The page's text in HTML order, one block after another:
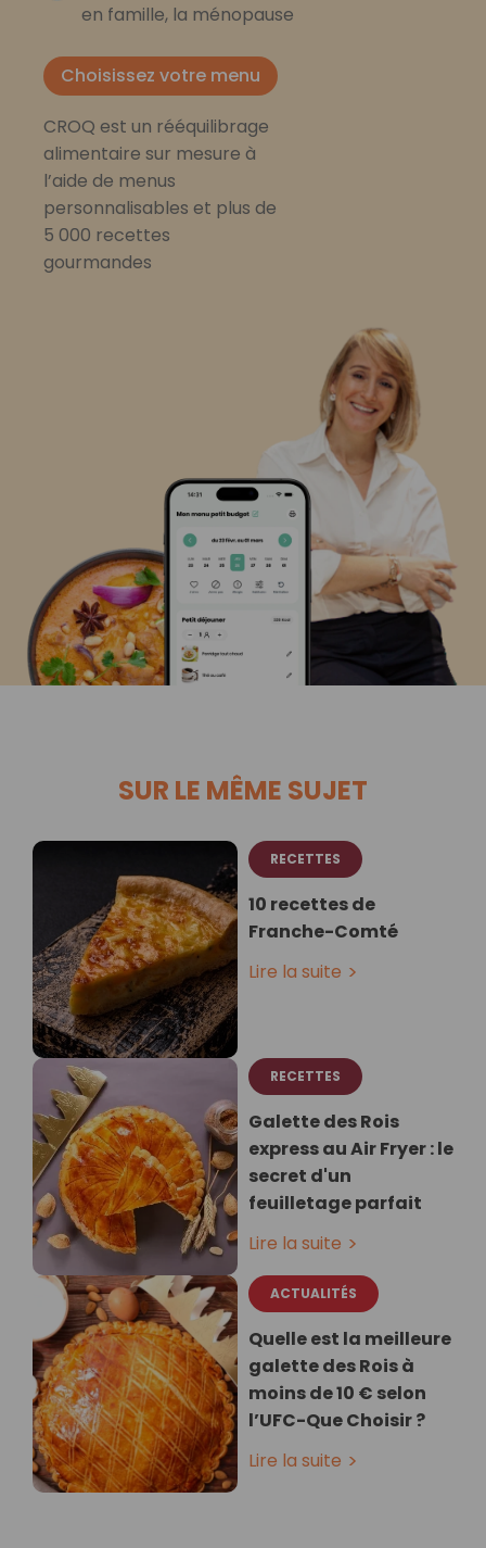
en famille, la ménopause
Choisissez votre menu
CROQ est un rééquilibrage
alimentaire sur mesure à
l’aide de menus
personnalisables et plus de
5 000 recettes
gourmandes
SUR LE MÊME SUJET
RECETTES
10 recettes de
Franche-Comté
Lire la suite
RECETTES
Galette des Rois
express au Air Fryer : le
secret d'un
feuilletage parfait
Lire la suite
ACTUALITÉS
Quelle est la meilleure
galette des Rois à
moins de 10 € selon
l’UFC-Que Choisir ?
Lire la suite